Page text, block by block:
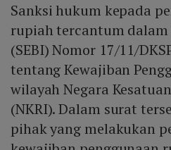
Sanksi hukum kepada
rupiah tercantum dalam
(SEBI) Nomor 17/11/
tentang Kewajiban
wilayah Negara
(NKRI). Dalam surat
pihak yang melakukan